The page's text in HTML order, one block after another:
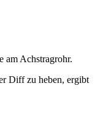
am Achstragrohr.
Diff zu heben, ergibt